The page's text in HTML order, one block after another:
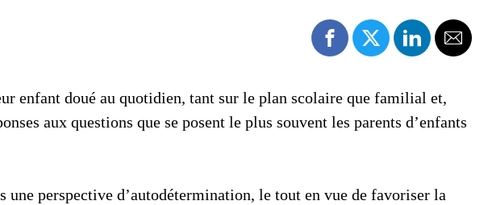
enfant doué au quotidien, tant sur le plan scolaire que familial et,
aux questions que se posent le plus souvent les parents d’enfants
perspective d’autodétermination, le tout en vue de favoriser la